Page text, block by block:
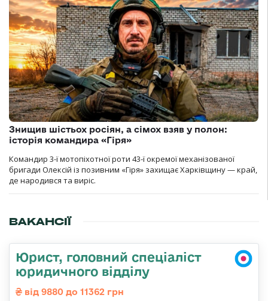
Знищив шістьох росіян, а сімох взяв у полон:
історія командира «Гіря»
Командир 3-ї мотопіхотної роти 43-ї окремої механізованої
бригади Олексій із позивним «Гіря» захищає Харківщину — край,
де народився та виріс.
ВАКАНСІЇ
Юрист, головний спеціаліст
юридичного відділу
від 9880 до 11362 грн